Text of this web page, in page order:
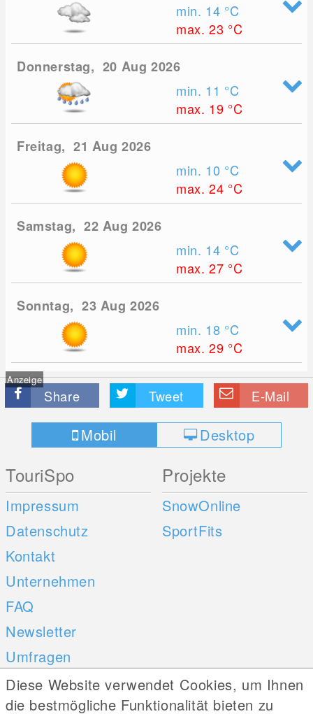
min. 14 °C
max. 23 °C
Donnerstag, 20 Aug 2026
min. 11 °C
max. 19 °C
Freitag, 21 Aug 2026
min. 10 °C
max. 24 °C
Samstag, 22 Aug 2026
min. 14 °C
max. 27 °C
Sonntag, 23 Aug 2026
min. 18 °C
max. 29 °C
Anzeige
Share Tweet E-Mail
Mobil Desktop
TouriSpo
Impressum
Datenschutz
Kontakt
Unternehmen
FAQ
Newsletter
Umfragen
Projekte
SnowOnline
SportFits
Mobile Apps Social Web
Diese Website verwendet Cookies, um Ihnen
die bestmögliche Funktionalität bieten zu